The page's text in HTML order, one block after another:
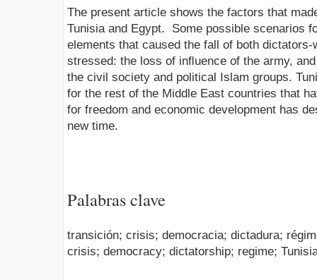
The present article shows the factors that
Tunisia and Egypt. Some possible scenarios
elements that caused the fall of both
stressed: the loss of inﬂuence of the army,
the civil society and political Islam groups.
for the rest of the Middle East countries that
for freedom and economic development has
new time.
Palabras clave
transición; crisis; democracia; dictadura;
crisis; democracy; dictatorship; regime;